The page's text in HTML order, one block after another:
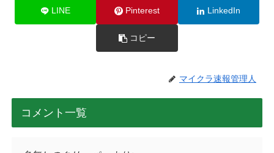
LINE Pinterest LinkedIn
コピー
マイクラ速報管理人
コメント一覧